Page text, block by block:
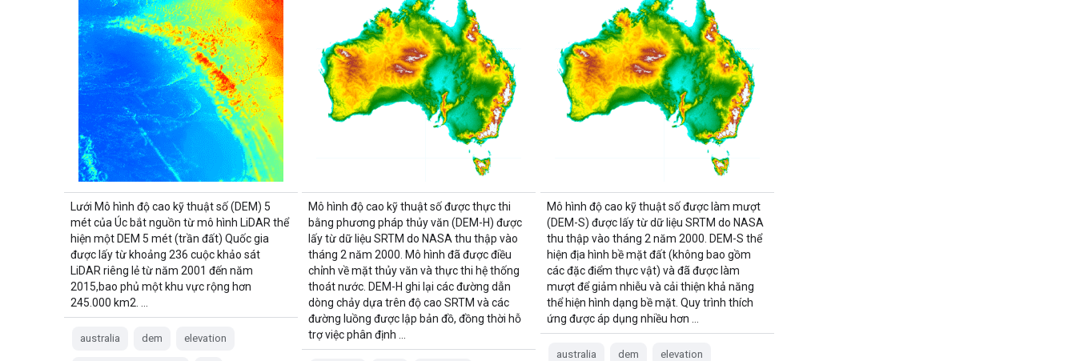
Lưới Mô hình độ cao kỹ thuật số (DEM) 5
mét của Úc bắt nguồn từ mô hình LiDAR thể
hiện một DEM 5 mét (trần đất) Quốc gia
được lấy từ khoảng 236 cuộc khảo sát
LiDAR riêng lẻ từ năm 2001 đến năm
2015,bao phủ một khu vực rộng hơn
245.000 km2. …
australia dem elevation
Mô hình độ cao kỹ thuật số được thực thi
bằng phương pháp thủy văn (DEM-H) được
lấy từ dữ liệu SRTM do NASA thu thập vào
tháng 2 năm 2000. Mô hình đã được điều
chỉnh về mặt thủy văn và thực thi hệ thống
thoát nước. DEM-H ghi lại các đường dẫn
dòng chảy dựa trên độ cao SRTM và các
đường luồng được lập bản đồ, đồng thời hỗ
trợ việc phân định …
Mô hình độ cao kỹ thuật số được làm mượt
(DEM-S) được lấy từ dữ liệu SRTM do NASA
thu thập vào tháng 2 năm 2000. DEM-S thể
hiện địa hình bề mặt đất (không bao gồm
các đặc điểm thực vật) và đã được làm
mượt để giảm nhiễu và cải thiện khả năng
thể hiện hình dạng bề mặt. Quy trình thích
ứng được áp dụng nhiều hơn …
australia dem elevation